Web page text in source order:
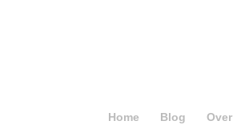
Home Blog Over